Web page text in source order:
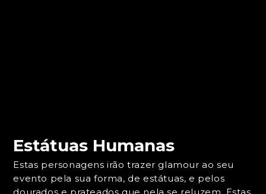
Estátuas Humanas
Estas personagens irão trazer glamour ao seu
evento pela sua forma, de estátuas, e pelos